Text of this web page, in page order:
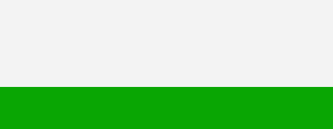
Inovação da Associação Empresarial de Rio do